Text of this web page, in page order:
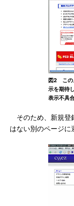
図2 この
示を期待
表示不具
そのため、新規登
はない別のページに